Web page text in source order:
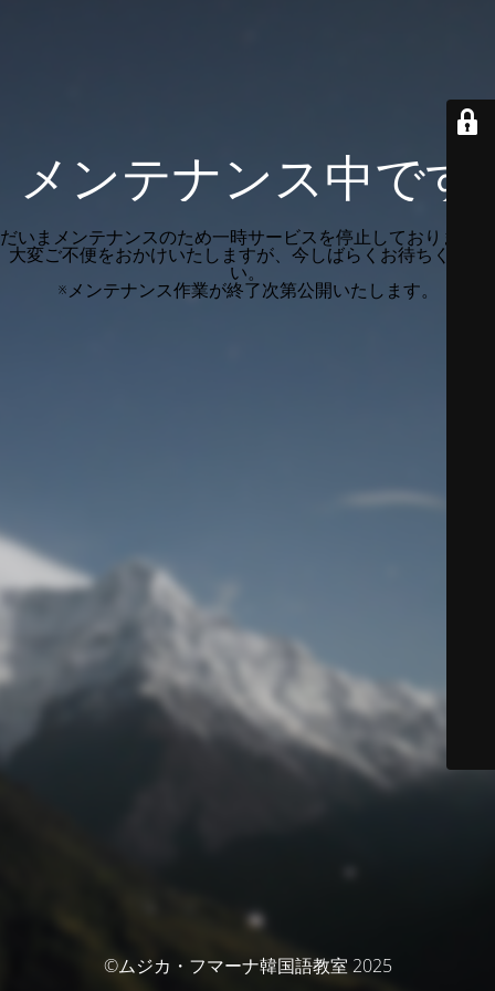
メンテナンス中です
だいまメンテナンスのため一時サービスを停止しております。
大変ご不便をおかけいたしますが、今しばらくお待ちくださ
い。
※メンテナンス作業が終了次第公開いたします。
©ムジカ・フマーナ韓国語教室 2025